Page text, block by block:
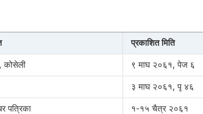
प्रकाशित मिति
कोसेली ९ माघ २०६१, पेज ६
३ माघ २०६१, पृ ४६
पत्रिका १-१५ चैत्र २०६१